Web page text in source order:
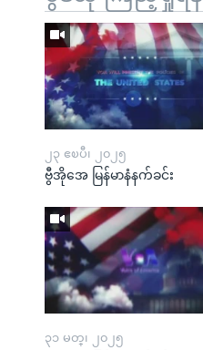
၂၃ ဧၿပီ၊ ၂၀၂၅
ဗွီအိုအေ မြန်မာနံနက်ခင်း
၃၁ မတ္၊ ၂၀၂၅